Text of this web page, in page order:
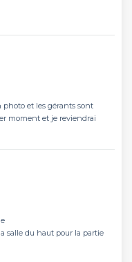
photo et les gérants sont
moment et je reviendrai
salle du haut pour la partie